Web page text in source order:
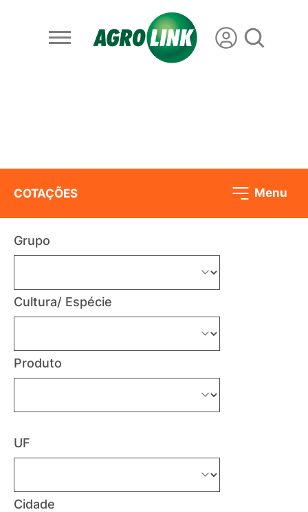
COTAÇÕES Menu
Grupo
Cultura/ Espécie
Produto
UF
Cidade